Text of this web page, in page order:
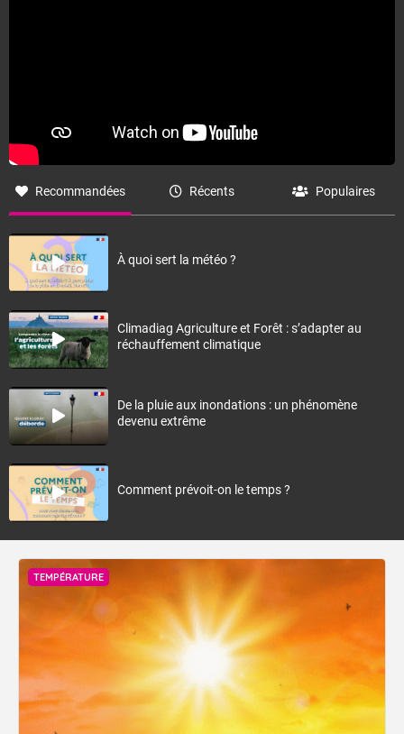
Recommandées Récents Populaires
À quoi sert la météo ?
Climadiag Agriculture et Forêt : s’adapter au
réchauffement climatique
De la pluie aux inondations : un phénomène
devenu extrême
Comment prévoit-on le temps ?
TEMPÉRATURE